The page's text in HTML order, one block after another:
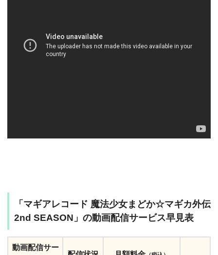
「マギアレコード 魔法少女まどか☆マギカ外伝
2nd SEASON」の動画配信サービス早見表
動画配信サー